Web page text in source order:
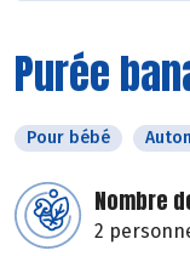
Purée
Pour bébé
Nombre
2